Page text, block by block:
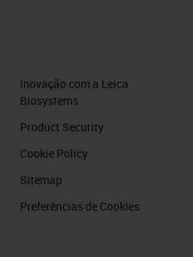
Inovação com a Leica
Biosystems
Product Security
Cookie Policy
Sitemap
Preferências de Cookies